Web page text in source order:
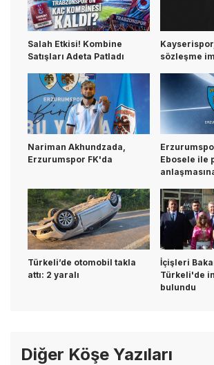
Salah Etkisi! Kombine
Satışları Adeta Patladı
sözleşme
Nariman Akhundzada,
Erzurumspor FK'da
Ebosele ile
Türkeli’de otomobil takla
attı: 2 yaralı
İçişleri
Türkeli'de
bulundu
Diğer Köşe Yazıları